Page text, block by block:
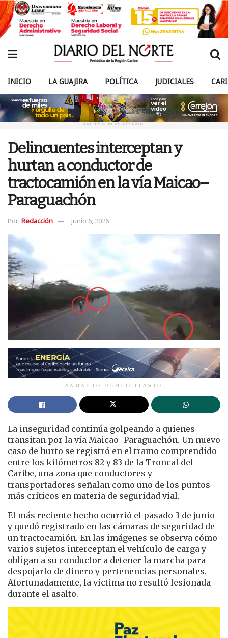
INICIO LA GUAJIRA POLÍTICA JUDICIALES
ANUNCIO PUBLICITARIO
Delincuentes interceptan y
hurtan a conductor de
tractocamión en la vía Maicao–
Paraguachón
Por: Redacción junio 6, 2026
ANUNCIO PUBLICITARIO
La inseguridad continúa golpeando a quienes
transitan por la vía Maicao–Paraguachón. Un nuevo
caso de hurto se registró en el tramo comprendido
entre los kilómetros 82 y 83 de la Troncal del
Caribe, una zona que conductores y
transportadores señalan como uno de los puntos
más críticos en materia de seguridad vial.
El más reciente hecho ocurrió el pasado 3 de junio
y quedó registrado en las cámaras de seguridad de
un tractocamión. En las imágenes se observa cómo
varios sujetos interceptan el vehículo de carga y
obligan a su conductor a detener la marcha para
despojarlo de dinero y pertenencias personales.
Afortunadamente, la víctima no resultó lesionada
durante el asalto.